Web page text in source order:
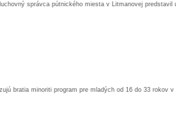
správca pútnického miesta v Litmanovej predstavil
bratia minoriti program pre mladých od 16 do 33 rokov